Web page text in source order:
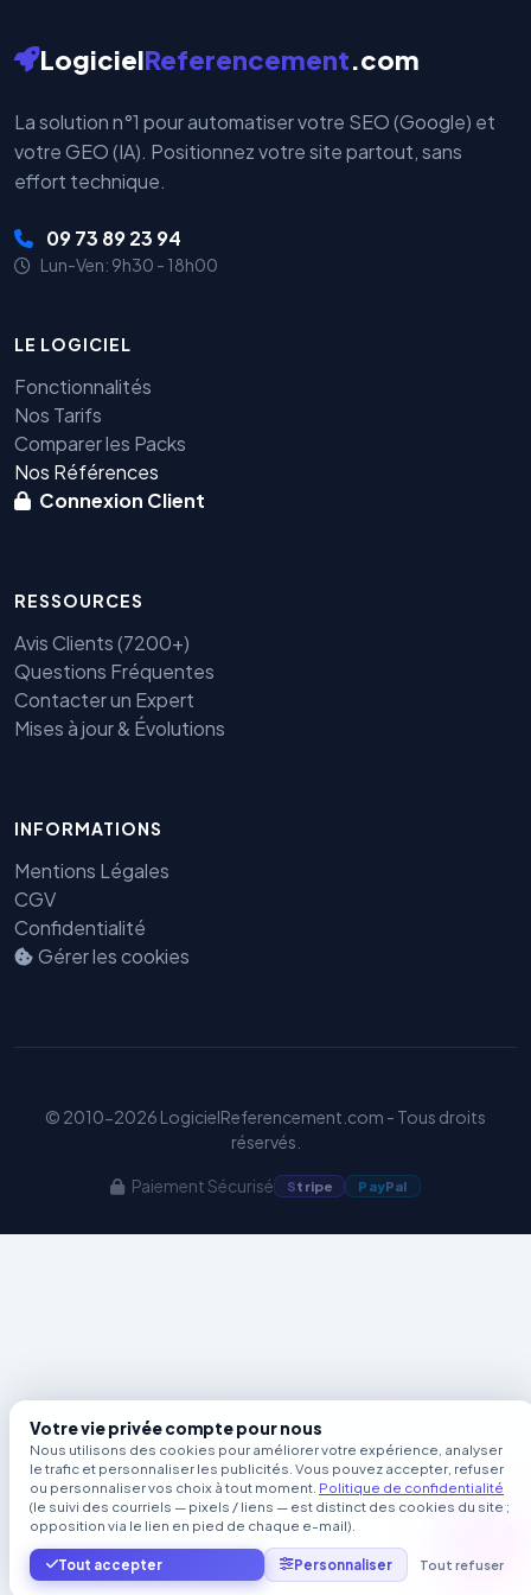
LogicielReferencement.com
La solution n°1 pour automatiser votre SEO (Google) et
votre GEO (IA). Positionnez votre site partout, sans
effort technique.
09 73 89 23 94
Lun-Ven: 9h30 - 18h00
LE LOGICIEL
Fonctionnalités
Nos Tarifs
Comparer les Packs
Nos Références
Connexion Client
RESSOURCES
Avis Clients (7200+)
Questions Fréquentes
Contacter un Expert
Mises à jour & Évolutions
INFORMATIONS
Mentions Légales
CGV
Confidentialité
Gérer les cookies
© 2010-2026 LogicielReferencement.com - Tous droits
réservés.
Paiement Sécurisé Stripe PayPal
Votre vie privée compte pour nous
Nous utilisons des cookies pour améliorer votre expérience, analyser
le trafic et personnaliser les publicités. Vous pouvez accepter, refuser
ou personnaliser vos choix à tout moment. Politique de confidentialité
(le suivi des courriels — pixels / liens — est distinct des cookies du site ;
opposition via le lien en pied de chaque e-mail).
Tout accepter Personnaliser Tout refuser